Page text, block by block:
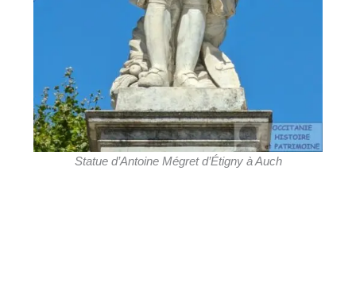
Statue d’Antoine Mégret d’Étigny à Auch